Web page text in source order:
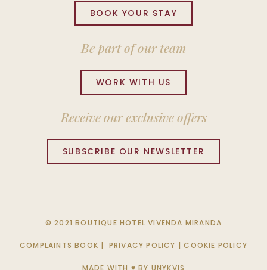
BOOK YOUR STAY
Be part of our team
WORK WITH US
Receive our exclusive offers
SUBSCRIBE OUR NEWSLETTER
© 2021 BOUTIQUE HOTEL VIVENDA MIRANDA
COMPLAINTS BOOK | PRIVACY POLICY |COOKIE POLICY
MADE WITH ♥ BY UNYKVIS